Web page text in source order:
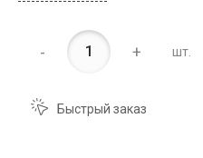
- + шт.
Быстрый заказ